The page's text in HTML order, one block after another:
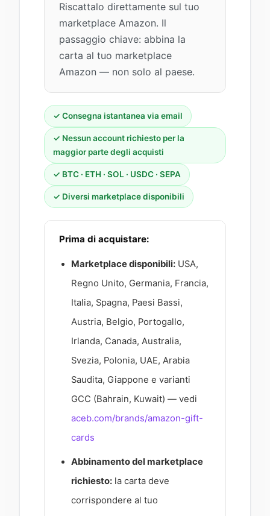
Riscattalo direttamente sul tuo
marketplace Amazon. Il
passaggio chiave: abbina la
carta al tuo marketplace
Amazon — non solo al paese.
✓ Consegna istantanea via email
✓ Nessun account richiesto per la
maggior parte degli acquisti
✓ BTC · ETH · SOL · USDC · SEPA
✓ Diversi marketplace disponibili
Prima di acquistare:
Marketplace disponibili: USA,
Regno Unito, Germania, Francia,
Italia, Spagna, Paesi Bassi,
Austria, Belgio, Portogallo,
Irlanda, Canada, Australia,
Svezia, Polonia, UAE, Arabia
Saudita, Giappone e varianti
GCC (Bahrain, Kuwait) — vedi
aceb.com/brands/amazon-gift-
cards
Abbinamento del marketplace
richiesto: la carta deve
corrispondere al tuo